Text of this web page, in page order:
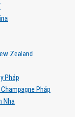
Zealand
Pháp
Pháp
Nha